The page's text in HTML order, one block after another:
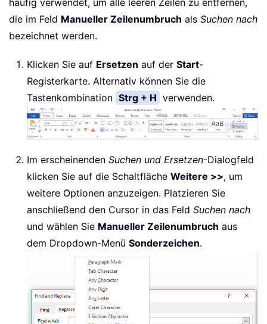
häufig verwendet, um alle leeren Zeilen zu entfernen,
die im Feld Manueller Zeilenumbruch als Suchen nach
bezeichnet werden.
Klicken Sie auf Ersetzen auf der Start-
Registerkarte. Alternativ können Sie die
Tastenkombination Strg + H verwenden.
Im erscheinenden Suchen und Ersetzen-Dialogfeld
klicken Sie auf die Schaltfläche Weitere >>, um
weitere Optionen anzuzeigen. Platzieren Sie
anschließend den Cursor in das Feld Suchen nach
und wählen Sie Manueller Zeilenumbruch aus
dem Dropdown-Menü Sonderzeichen.